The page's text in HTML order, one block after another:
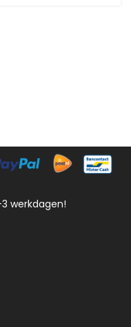
werkdagen!